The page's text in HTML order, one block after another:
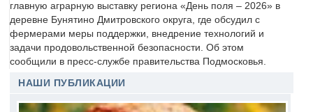
главную аграрную выставку региона «День поля – 2026» в
деревне Бунятино Дмитровского округа, где обсудил с
фермерами меры поддержки, внедрение технологий и
задачи продовольственной безопасности. Об этом
сообщили в пресс-службе правительства Подмосковья.
НАШИ ПУБЛИКАЦИИ